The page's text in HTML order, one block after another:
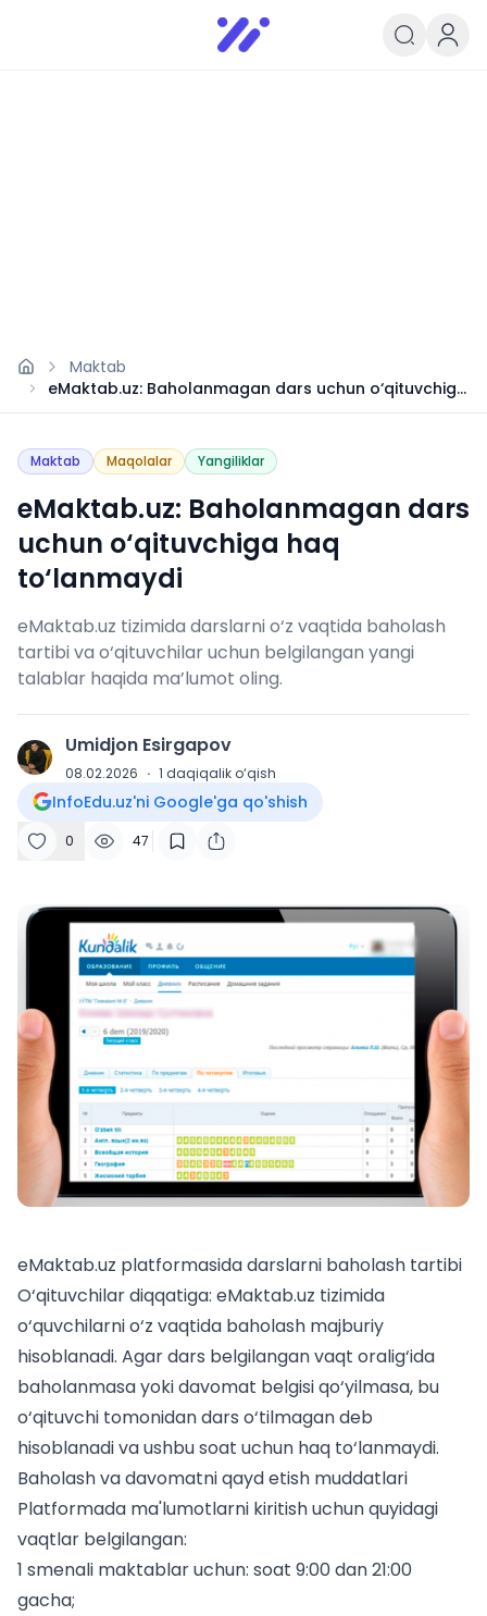
Infoedu
Ta&#039;lim xabarlari va
Maktab
eMaktab.uz: Baholanmagan dars uchun o‘qituvchiga
haq to‘lanmaydi
Maktab Maqolalar Yangiliklar
eMaktab.uz: Baholanmagan dars
uchun o‘qituvchiga haq
to‘lanmaydi
eMaktab.uz tizimida darslarni o‘z vaqtida baholash
tartibi va o‘qituvchilar uchun belgilangan yangi
talablar haqida ma’lumot oling.
U Umidjon Esirgapov
08.02.2026 · 1 daqiqalik o‘qish
InfoEdu.uz'ni Google'ga qo'shish
0 47
eMaktab.uz platformasida darslarni baholash tartibi
O‘qituvchilar diqqatiga: eMaktab.uz tizimida
o‘quvchilarni o‘z vaqtida baholash majburiy
hisoblanadi. Agar dars belgilangan vaqt oralig‘ida
baholanmasa yoki davomat belgisi qo‘yilmasa, bu
o‘qituvchi tomonidan dars o‘tilmagan deb
hisoblanadi va ushbu soat uchun haq to‘lanmaydi.
Baholash va davomatni qayd etish muddatlari
Platformada ma'lumotlarni kiritish uchun quyidagi
vaqtlar belgilangan:
1 smenali maktablar uchun: soat 9:00 dan 21:00
gacha;